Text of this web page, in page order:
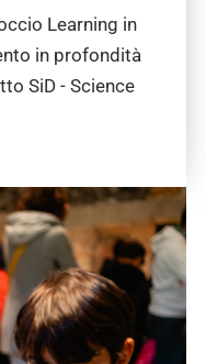
Learning in
in profondità
SiD - Science